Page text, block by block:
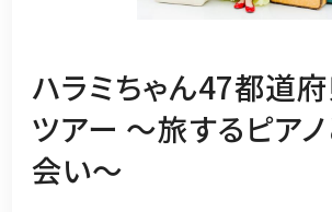
ハラミちゃん47都道
ツアー 〜旅するピア
会い〜